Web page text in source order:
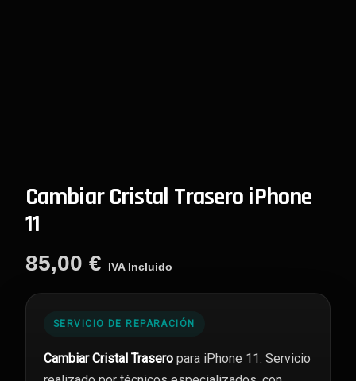
Cambiar Cristal Trasero iPhone
11
85,00 € IVA Incluido
SERVICIO DE REPARACIÓN
Cambiar Cristal Trasero para iPhone 11. Servicio